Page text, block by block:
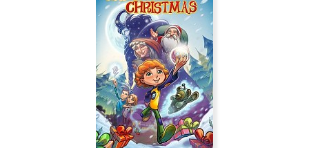
Star Wars: Force Commander